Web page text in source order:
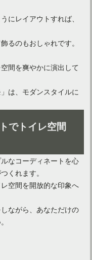
にレイアウトすれば、
るのもおしゃれです。
間を爽やかに演出して
は、モダンスタイルに
でトイレ空間
なコーディネートを心
くれます。
空間を開放的な印象へ
ながら、あなただけの